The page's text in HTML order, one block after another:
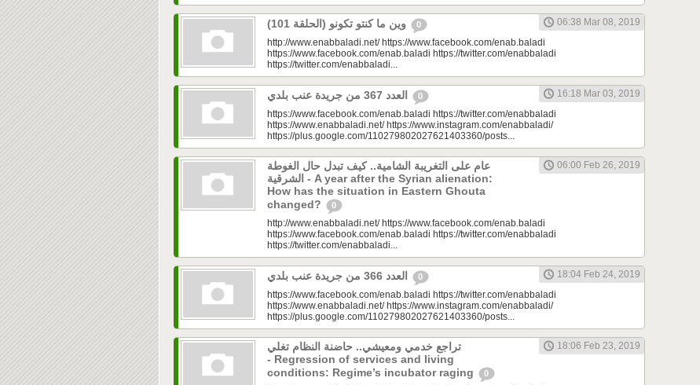
0
06:38 Mar 08, 2019
http://www.enabbaladi.net/ https://www.facebook.com/enab.baladi
https://www.facebook.com/enab.baladi https://twitter.com/enabbaladi
https://twitter.com/enabbaladi...
0
16:18 Mar 03, 2019
https://www.facebook.com/enab.baladi https://twitter.com/enabbaladi
https://www.enabbaladi.net/ https://www.instagram.com/enabbaladi/
https://plus.google.com/110279802027621403360/posts...
عام على التغريبة الشامية.. كيف تبدل حال الغوطة
الشرقية - A year after the Syrian alienation:
How has the situation in Eastern Ghouta
changed?
0
06:00 Feb 26, 2019
http://www.enabbaladi.net/ https://www.facebook.com/enab.baladi
https://www.facebook.com/enab.baladi https://twitter.com/enabbaladi
https://twitter.com/enabbaladi...
0
18:04 Feb 24, 2019
https://www.facebook.com/enab.baladi https://twitter.com/enabbaladi
https://www.enabbaladi.net/ https://www.instagram.com/enabbaladi/
https://plus.google.com/110279802027621403360/posts...
تراجع خدمي ومعيشي.. حاضنة النظام تغلي
- Regression of services and living
conditions: Regime’s incubator raging
0
18:06 Feb 23, 2019